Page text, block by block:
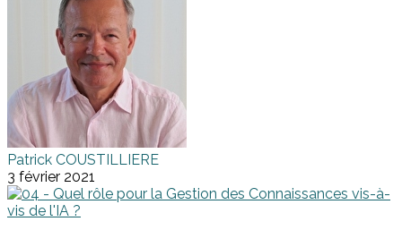
Patrick COUSTILLIERE
3 février 2021